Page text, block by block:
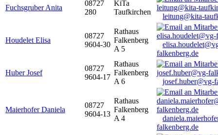
Fuchsgruber Anita
08727
280
KiTa
Taufkirchen
leitung@kita-
Houdelet Elisa
08727
9604-30
Rathaus
Falkenberg
A 5
falkenberg.de
Huber Josef
08727
9604-17
Rathaus
Falkenberg
A 6
josef.huber@vg-
Maierhofer Daniela
08727
9604-13
Rathaus
Falkenberg
A 4
falkenberg.de